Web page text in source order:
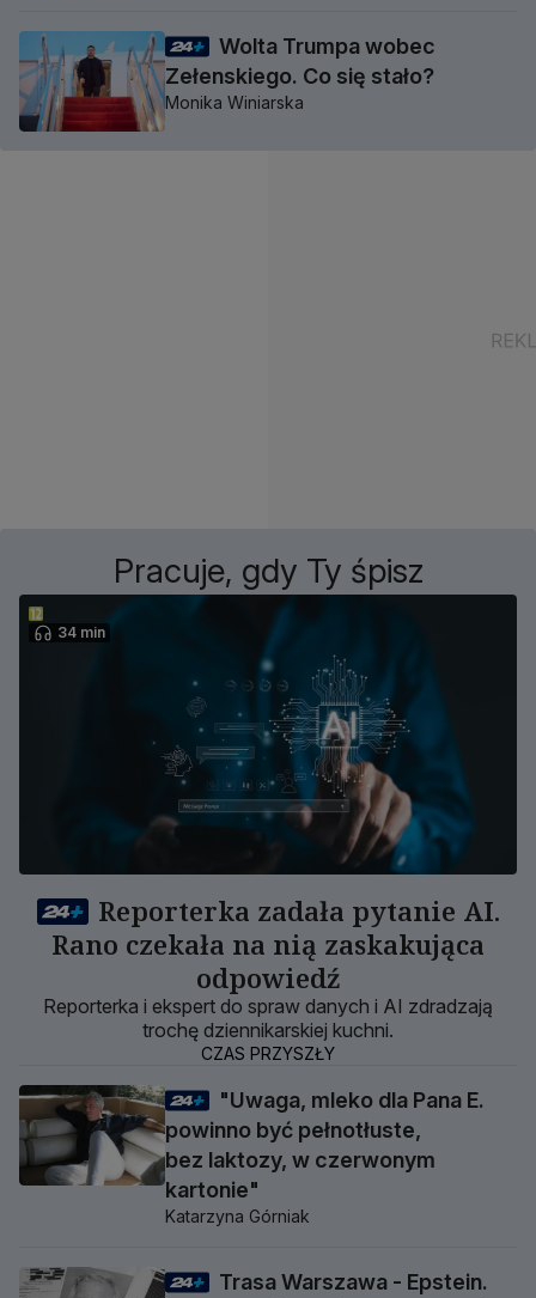
Wolta Trumpa wobec
Zełenskiego. Co się stało?
Monika Winiarska
Pracuje, gdy Ty śpisz
Reporterka zadała pytanie AI.
Rano czekała na nią zaskakująca
odpowiedź
Reporterka i ekspert do spraw danych i AI zdradzają
trochę dziennikarskiej kuchni.
CZAS PRZYSZŁY
34 min
"Uwaga, mleko dla Pana E.
powinno być pełnotłuste,
bez laktozy, w czerwonym
kartonie"
Katarzyna Górniak
Trasa Warszawa - Epstein.